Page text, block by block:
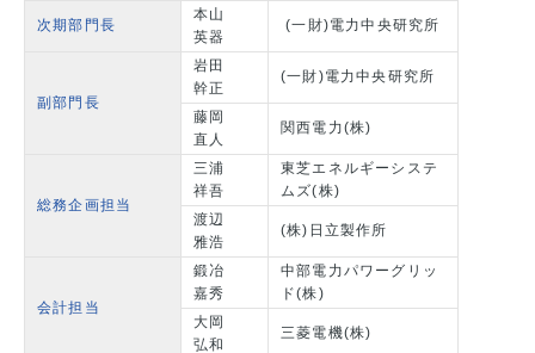
次期部門長
本山
英器
(一財)電力中央研究所
副部門長
岩田
幹正
(一財)電力中央研究所
藤岡
直人
関西電力(株)
総務企画担当
三浦
祥吾
東芝エネルギーシステ
ムズ(株)
渡辺
雅浩
(株)日立製作所
会計担当
鍛冶
嘉秀
中部電力パワーグリッ
ド(株)
大岡
弘和
三菱電機(株)